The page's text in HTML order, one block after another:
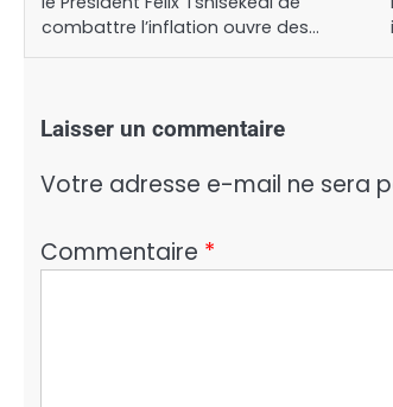
combattre l’inflation ouvre des…
Laisser un commentaire
Votre adresse e-mail ne sera
Commentaire *